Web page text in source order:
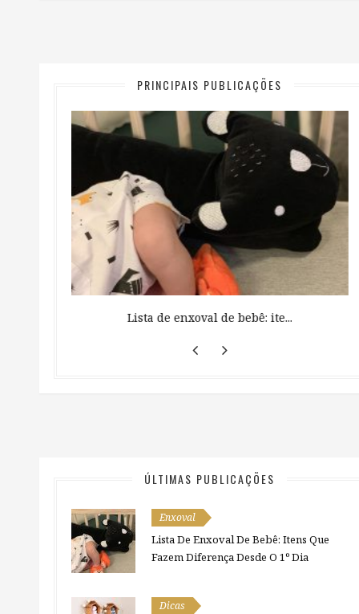
PRINCIPAIS PUBLICAÇÕES
Lista de enxoval de bebê: ite...
ÚLTIMAS PUBLICAÇÕES
Enxoval
Lista De Enxoval De Bebê: Itens Que
Fazem Diferença Desde O 1º Dia
Dicas